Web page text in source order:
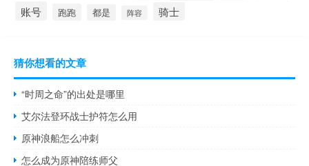
账号 跑跑 都是 阵容 骑士
猜你想看的文章
“时周之命”的出处是哪里
艾尔法登环战士护符怎么用
原神浪船怎么冲刺
怎么成为原神陪练师父